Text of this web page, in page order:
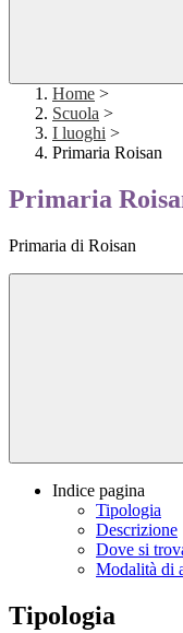
Home >
Scuola >
I luoghi >
Primaria Roisan
Primaria
Primaria di Roisan
Indice pagina
Tipologia
Descrizione
Dove si
Modalità di
Tipologia